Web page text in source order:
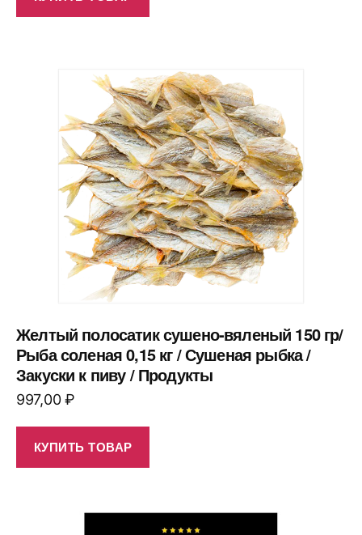
Желтый полосатик сушено-вяленый 150 гр/
Рыба соленая 0,15 кг / Сушеная рыбка /
Закуски к пиву / Продукты
997,00₽
КУПИТЬ ТОВАР